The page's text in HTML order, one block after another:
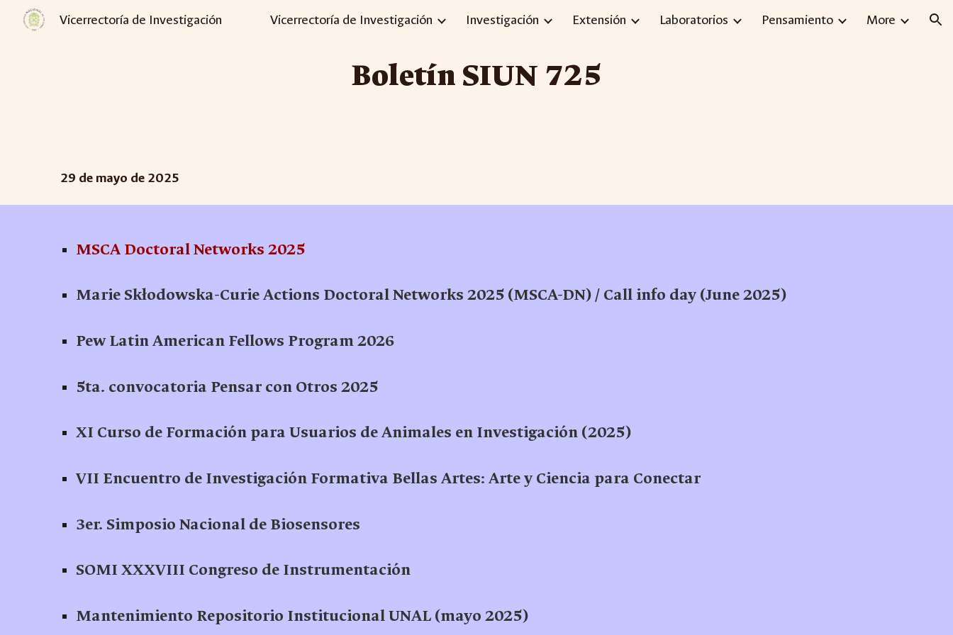
Skip to main content Skip to navigation
Vicerrectoría de Investigación Vicerrectoría de Investigación Investigación Extensión Laboratorios Pensamiento More
Boletín SIUN 725
29 de mayo de 2025
MSCA Doctoral Networks 2025
Marie Skłodowska-Curie Actions Doctoral Networks 2025 (MSCA-DN) / Call info day (June 2025)
Pew Latin American Fellows Program 2026
5ta. convocatoria Pensar con Otros 2025
XI Curso de Formación para Usuarios de Animales en Investigación (2025)
VII Encuentro de Investigación Formativa Bellas Artes: Arte y Ciencia para Conectar
3er. Simposio Nacional de Biosensores
SOMI XXXVIII Congreso de Instrumentación
Mantenimiento Repositorio Institucional UNAL (mayo 2025)